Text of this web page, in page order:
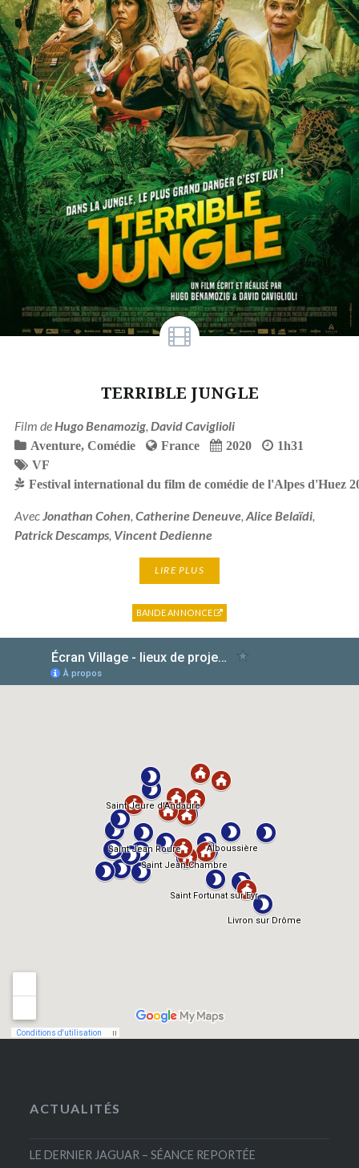
TERRIBLE JUNGLE
Film de Hugo Benamozig, David Caviglioli
Aventure, Comédie France 2020
1h31
VF
Festival international du film de comédie de l'Alpes d'Huez
Avec Jonathan Cohen Catherine Deneuve, Alice Belaïdi,
Patrick Descamps, Vincent Dedienne
LIRE PLUS
BANDE ANNONCE
ACTUALITÉS
LE DERNIER JAGUAR – SÉANCE REPORTÉE